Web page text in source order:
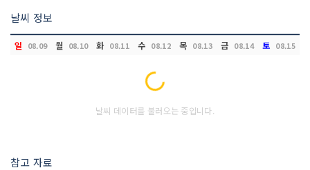
날씨 정보
일 08.09 월 08.10 화 08.11 수 08.12 목 08.13 금 08.14 토 08.15
Loading...
날씨 데이터를 불러오는 중입니다.
참고 자료